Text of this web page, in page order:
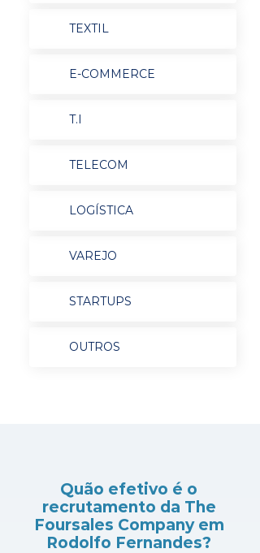
TEXTIL
E-COMMERCE
T.I
TELECOM
LOGÍSTICA
VAREJO
STARTUPS
OUTROS
Quão efetivo é o
recrutamento da The
Foursales Company em
Rodolfo Fernandes?